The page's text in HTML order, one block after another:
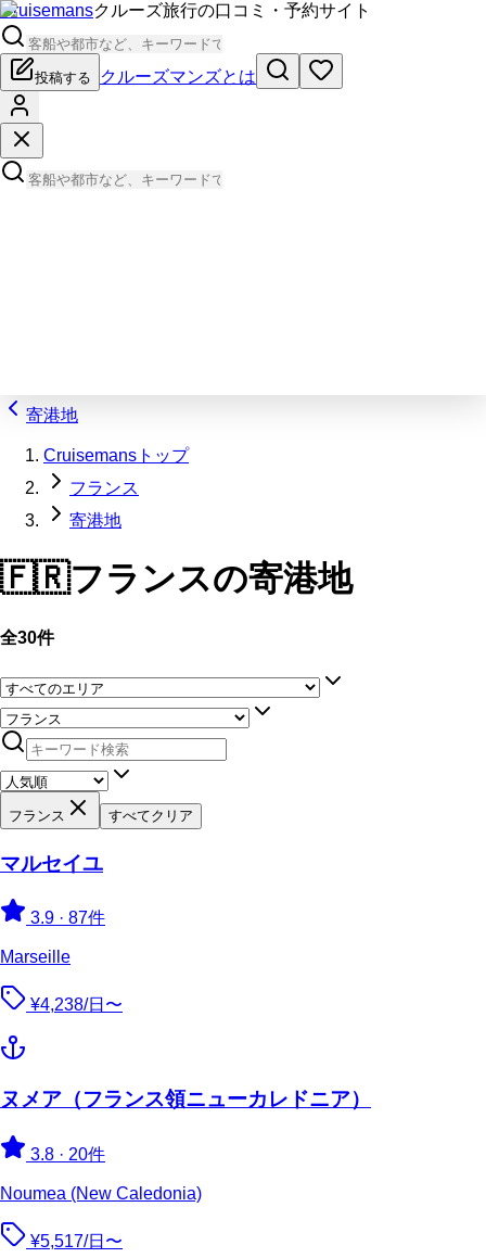
Cruisemansクルーズ旅行の口コミ・予約サイト
投稿する クルーズマンズとは
寄港地
Cruisemansトップ
フランス
寄港地
🇫🇷フランスの寄港地
全30件
フランス すべてクリア
マルセイユ
3.9 · 87件
Marseille
¥4,238/日〜
ヌメア（フランス領ニューカレドニア）
3.8 · 20件
Noumea (New Caledonia)
¥5,517/日〜